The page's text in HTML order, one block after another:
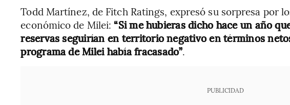
Todd Martínez, de Fitch Ratings, expresó su sorpresa por
económico de Milei:“Si me hubieras dicho hace un año
reservas seguirían en territorio negativo en términos
programa de Milei había fracasado”.
PUBLICIDAD